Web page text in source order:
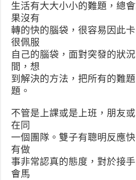
生活有大大小小的難題，總
果沒有
轉的快的腦袋，很容易因此
很佩服
自己的腦袋，面對突發的狀
間，想
到解決的方法，把所有的難
題。
不管是上課或是上班，朋友
在同
一個團隊。雙子有聰明反應
有做
事非常認真的態度，對於接
會馬